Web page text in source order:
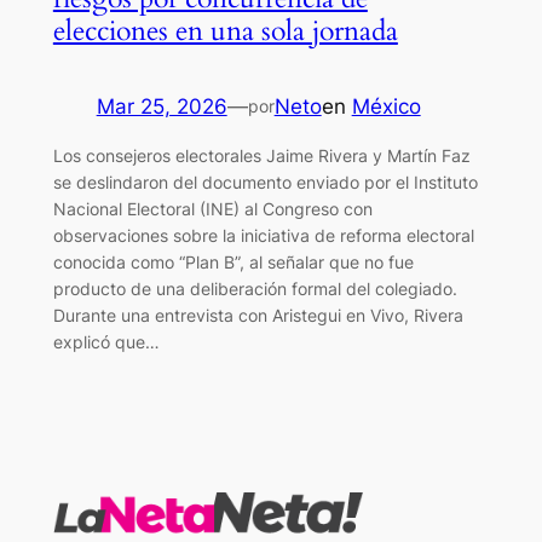
elecciones en una sola jornada
Mar 25, 2026—porNetoen México
Los consejeros electorales Jaime Rivera y Martín Faz
se deslindaron del documento enviado por el Instituto
Nacional Electoral (INE) al Congreso con
observaciones sobre la iniciativa de reforma electoral
conocida como “Plan B”, al señalar que no fue
producto de una deliberación formal del colegiado.
Durante una entrevista con Aristegui en Vivo, Rivera
explicó que…